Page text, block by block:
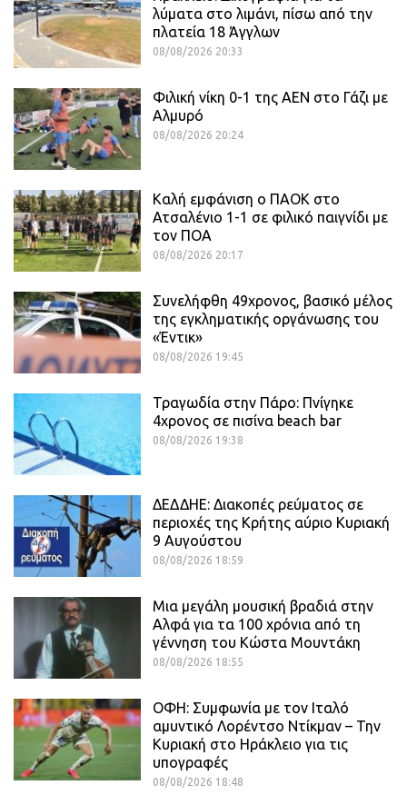
λύματα στο λιμάνι, πίσω από την
πλατεία 18 Άγγλων
08/08/2026 20:33
Φιλική νίκη 0-1 της ΑΕΝ στο Γάζι με
Αλμυρό
08/08/2026 20:24
Καλή εμφάνιση ο ΠΑΟΚ στο
Ατσαλένιο 1-1 σε φιλικό παιγνίδι με
τον ΠΟΑ
08/08/2026 20:17
Συνελήφθη 49χρονος, βασικό μέλος
της εγκληματικής οργάνωσης του
«Έντικ»
08/08/2026 19:45
Τραγωδία στην Πάρο: Πνίγηκε
4χρονος σε πισίνα beach bar
08/08/2026 19:38
ΔΕΔΔΗΕ: Διακοπές ρεύματος σε
περιοχές της Κρήτης αύριο Κυριακή
9 Αυγούστου
08/08/2026 18:59
Μια μεγάλη μουσική βραδιά στην
Αλφά για τα 100 χρόνια από τη
γέννηση του Κώστα Μουντάκη
08/08/2026 18:55
ΟΦΗ: Συμφωνία με τον Ιταλό
αμυντικό Λορέντσο Ντίκμαν – Την
Κυριακή στο Ηράκλειο για τις
υπογραφές
08/08/2026 18:48